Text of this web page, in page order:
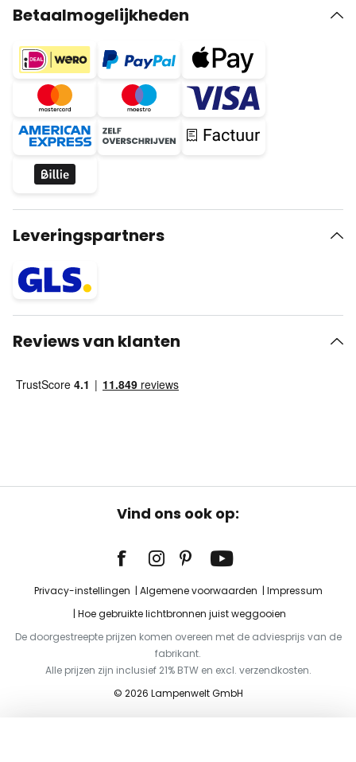
Betaalmogelijkheden
Leveringspartners
Reviews van klanten
Vind ons ook op:
Privacy-instellingen Algemene voorwaarden
Impressum
Hoe gebruikte lichtbronnen juist weggooien
De doorgestreepte prijzen komen overeen met de adviesprijs van de
fabrikant.
Alle prijzen zijn inclusief 21% BTW en excl. verzendkosten.
© 2026 Lampenwelt GmbH